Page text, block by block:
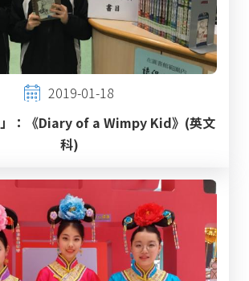
2019-01-18
」：《Diary of a Wimpy Kid》(英文
科)